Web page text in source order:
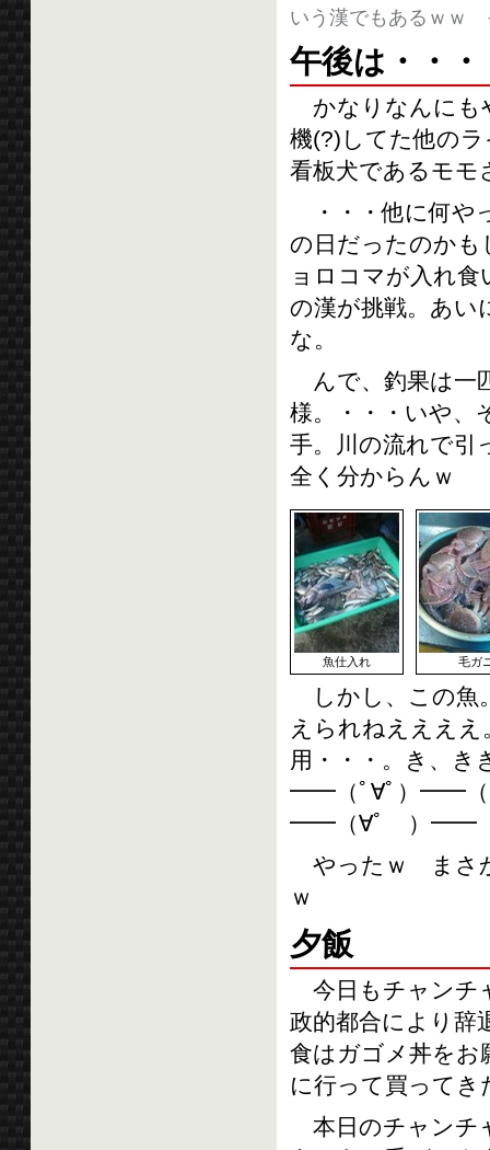
いう漢でもあるｗｗ
午後は・・・
かなりなんにも
機(?)してた他の
看板犬であるモモ
・・・他に何や
の日だったのかも
ョロコマが入れ
の漢が挑戦。あい
な。
んで、釣果は一
様。・・・いや、
手。川の流れで引
全く分からんｗ
魚仕入れ 毛ガ
しかし、この魚
えられねえええ
用・・・。き、
━━（ﾟ∀ﾟ）━━
━━（∀ﾟ ）━━
やったｗ まさ
ｗ
夕飯
今日もチャンチ
政的都合により辞
食はガゴメ丼をお
に行って買って
本日のチャンチ